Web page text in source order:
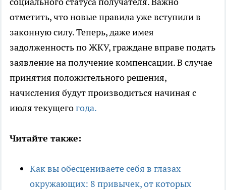
отметить, что новые правила уже вступили в
законную силу. Теперь, даже имея
задолженность по ЖКУ, граждане вправе подать
заявление на получение компенсации. В случае
принятия положительного решения,
начисления будут производиться начиная с
июля текущегогода.
Читайте также:
Как вы обесцениваете себя в глазах
окружающих: 8 привычек, от которых